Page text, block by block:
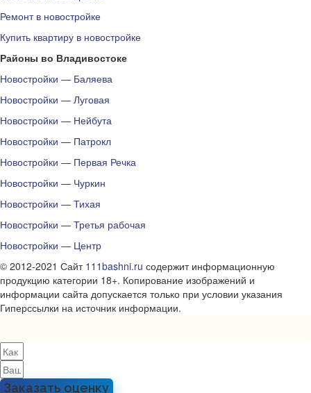
Ремонт в новостройке
Купить квартиру в новостройке
Районы во Владивостоке
Новостройки — Баляева
Новостройки — Луговая
Новостройки — Нейбута
Новостройки — Патрокл
Новостройки — Первая Речка
Новостройки — Чуркин
Новостройки — Тихая
Новостройки — Третья рабочая
Новостройки — Центр
© 2012-2021 Сайт 111bashni.ru содержит информационную
продукцию категории 18+. Копирование изображений и
информации сайта допускается только при условии указания
Гиперссылки на источник информации.
Заказать оценку